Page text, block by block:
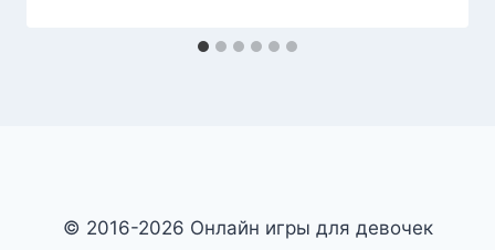
© 2016-2026 Онлайн игры для девочек